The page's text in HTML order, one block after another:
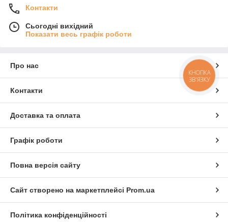
Контакти
Сьогодні вихідний
Показати весь графік роботи
Про нас
Контакти
Доставка та оплата
Графік роботи
Повна версія сайту
Сайт створено на маркетплейсі Prom.ua
Політика конфіденційності
КНОПКА
ЗВ'ЯЗКУ